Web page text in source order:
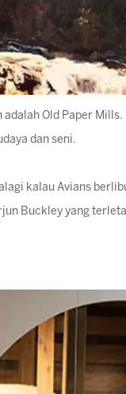
Old Paper
dan seni.
kalau Avians
Buckley yang